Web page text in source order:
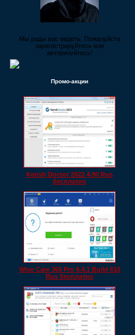
Мы рады вас видеть. Пожалуйста
зарегистрируйтесь или
авторизуйтесь!
Промо-акции
Kerish Doctor 2022 4.90 Rus
бесплатно
Wise Care 365 Pro 6.4.1 Build 618
Rus бесплатно